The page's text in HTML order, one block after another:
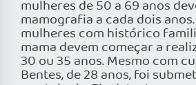
mulheres de 50 a 69 anos
mamografia a cada dois
mulheres com histórico
mama devem começar a
30 ou 35 anos. Mesmo com
Bentes, de 28 anos, foi